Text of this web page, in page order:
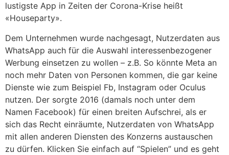
lustigste App in Zeiten der Corona-Krise heißt
«Houseparty».
Dem Unternehmen wurde nachgesagt, Nutzerdaten aus
WhatsApp auch für die Auswahl interessenbezogener
Werbung einsetzen zu wollen – z.B. So könnte Meta an
noch mehr Daten von Personen kommen, die gar keine
Dienste wie zum Beispiel Fb, Instagram oder Oculus
nutzen. Der sorgte 2016 (damals noch unter dem
Namen Facebook) für einen breiten Aufschrei, als er
sich das Recht einräumte, Nutzerdaten von WhatsApp
mit allen anderen Diensten des Konzerns austauschen
zu dürfen. Klicken Sie einfach auf “Spielen” und es geht